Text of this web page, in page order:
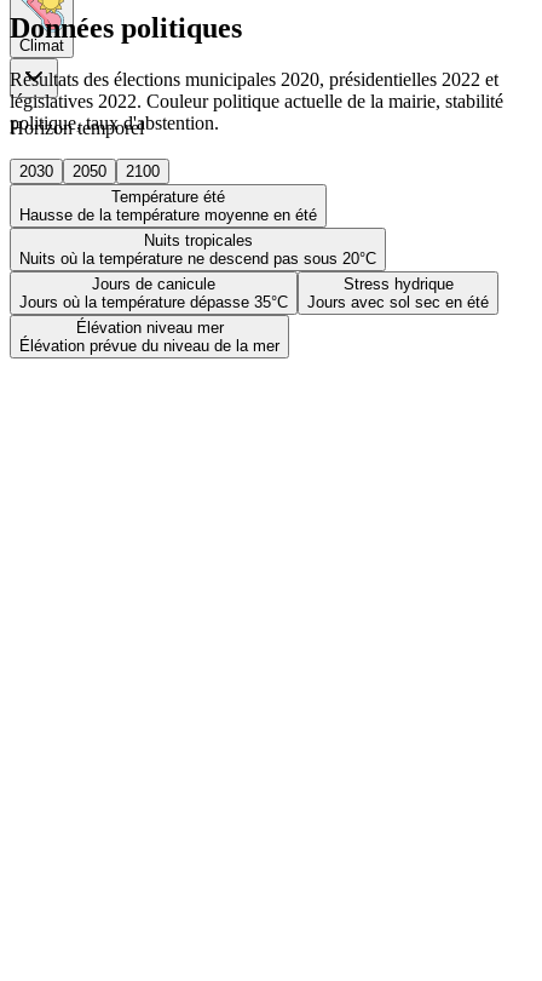
Climat
Horizon temporel
2030 2050
2100
Température été
Hausse de la température moyenne en été
Nuits tropicales
Nuits où la température ne descend pas sous 20°C
Jours de canicule
Jours où la température dépasse 35°C
Stress hydrique
Jours avec sol sec en été
Élévation niveau mer
Élévation prévue du niveau de la mer
Données politiques
Résultats des élections municipales 2020, présidentielles 2022 et
législatives 2022. Couleur politique actuelle de la mairie, stabilité
politique, taux d'abstention.